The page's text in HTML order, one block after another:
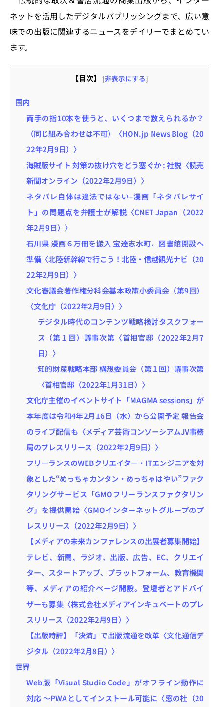
d
o
k
y
b
o
k
d
s
a
ネットを活用したデジタルパブリッシングまで、広い意
味での出版に関連するニュースをデイリーでまとめてい
ます。
【目次】 [非表示にする]
国内
両手の指10本を使うと、いくつまで数えられるか？
（同じ組み合わせは不可）〈HON.jp News Blog（20
22年2月9日）〉
海賊版サイト 対策の抜け穴をどう塞ぐか : 社説〈読売
新聞オンライン（2022年2月9日）〉
ネタバレ自体は違法ではない–漫画「ネタバレサイ
ト」の問題点を弁護士が解説〈CNET Japan（2022
年2月9日）〉
石川県 漫画６万冊を搬入 宝達志水町、図書館開設へ
準備〈北陸新幹線で行こう！北陸・信越観光ナビ（20
22年2月9日）〉
文化審議会著作権分科会基本政策小委員会（第9回）
〈文化庁（2022年2月9日）〉
デジタル時代のコンテンツ戦略検討タスクフォー
ス（第１回）議事次第〈首相官邸（2022年2月7
日）〉
知的財産戦略本部 構想委員会（第１回）議事次第
〈首相官邸（2022年1月31日）〉
文化庁主催のイベントサイト「MAGMA sessions」が
本年度は令和4年2月16日（水）から公開予定 報告会
のライブ配信も〈メディア芸術コンソーシアムJV事務
局のプレスリリース（2022年2月9日）〉
フリーランスのWEBクリエイター・ITエンジニアを対
象とした“めっちゃカンタン・めっちゃはやい”ファク
タリングサービス「GMOフリーランスファクタリン
グ」を提供開始〈GMOインターネットグループのプ
レスリリース（2022年2月9日）〉
【メディアの未来カンファレンスの出展者募集開始】
テレビ、新聞、ラジオ、出版、広告、EC、クリエイ
ター、スタートアップ、プラットフォーム、教育機関
等、メディアの紹介ページ開設。登壇者とアドバイ
ザーも募集〈株式会社メディアインキュベートのプレ
スリリース（2022年2月9日）〉
【出版時評】「決済」で出版流通を改革〈文化通信デ
ジタル（2022年2月8日）〉
世界
Web版「Visual Studio Code」がオフライン動作に
対応 ～PWAとしてインストール可能に〈窓の杜（20